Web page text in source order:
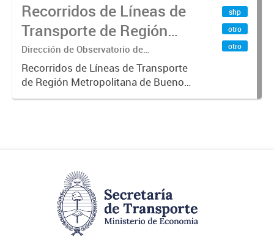
Recorridos de Líneas de
Transporte de Región
Metropolitana de
Buenos Aires (RMBA)
Dirección de Observatorio de
Transporte, Estudio y Sistemas
Recorridos de Líneas de Transporte
de Región Metropolitana de Buenos
Aires (RMBA).-
shp
otro
otro